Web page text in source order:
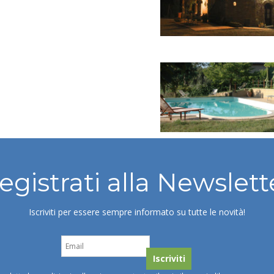
alla
Iscriviti per essere sempre informato su tutte le novità!